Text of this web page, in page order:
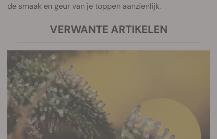
de smaak en geur van je toppen aanzienlijk.
VERWANTE ARTIKELEN